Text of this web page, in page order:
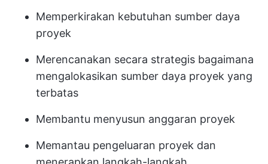
Memperkirakan kebutuhan sumber daya
proyek
Merencanakan secara strategis bagaimana
mengalokasikan sumber daya proyek yang
terbatas
Membantu menyusun anggaran proyek
Memantau pengeluaran proyek dan